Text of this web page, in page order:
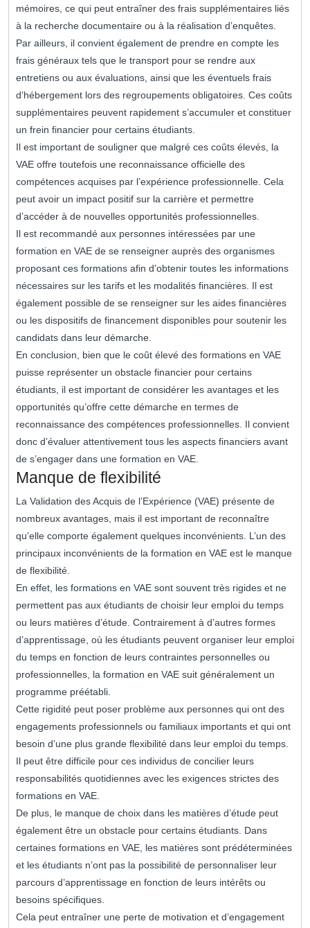
mémoires, ce qui peut entraîner des frais supplémentaires liés
à la recherche documentaire ou à la réalisation d’enquêtes.
Par ailleurs, il convient également de prendre en compte les
frais généraux tels que le transport pour se rendre aux
entretiens ou aux évaluations, ainsi que les éventuels frais
d’hébergement lors des regroupements obligatoires. Ces coûts
supplémentaires peuvent rapidement s’accumuler et constituer
un frein financier pour certains étudiants.
Il est important de souligner que malgré ces coûts élevés, la
VAE offre toutefois une reconnaissance officielle des
compétences acquises par l’expérience professionnelle. Cela
peut avoir un impact positif sur la carrière et permettre
d’accéder à de nouvelles opportunités professionnelles.
Il est recommandé aux personnes intéressées par une
formation en VAE de se renseigner auprès des organismes
proposant ces formations afin d’obtenir toutes les informations
nécessaires sur les tarifs et les modalités financières. Il est
également possible de se renseigner sur les aides financières
ou les dispositifs de financement disponibles pour soutenir les
candidats dans leur démarche.
En conclusion, bien que le coût élevé des formations en VAE
puisse représenter un obstacle financier pour certains
étudiants, il est important de considérer les avantages et les
opportunités qu’offre cette démarche en termes de
reconnaissance des compétences professionnelles. Il convient
donc d’évaluer attentivement tous les aspects financiers avant
de s’engager dans une formation en VAE.
Manque de flexibilité
La Validation des Acquis de l’Expérience (VAE) présente de
nombreux avantages, mais il est important de reconnaître
qu’elle comporte également quelques inconvénients. L’un des
principaux inconvénients de la formation en VAE est le manque
de flexibilité.
En effet, les formations en VAE sont souvent très rigides et ne
permettent pas aux étudiants de choisir leur emploi du temps
ou leurs matières d’étude. Contrairement à d’autres formes
d’apprentissage, où les étudiants peuvent organiser leur emploi
du temps en fonction de leurs contraintes personnelles ou
professionnelles, la formation en VAE suit généralement un
programme préétabli.
Cette rigidité peut poser problème aux personnes qui ont des
engagements professionnels ou familiaux importants et qui ont
besoin d’une plus grande flexibilité dans leur emploi du temps.
Il peut être difficile pour ces individus de concilier leurs
responsabilités quotidiennes avec les exigences strictes des
formations en VAE.
De plus, le manque de choix dans les matières d’étude peut
également être un obstacle pour certains étudiants. Dans
certaines formations en VAE, les matières sont prédéterminées
et les étudiants n’ont pas la possibilité de personnaliser leur
parcours d’apprentissage en fonction de leurs intérêts ou
besoins spécifiques.
Cela peut entraîner une perte de motivation et d’engagement